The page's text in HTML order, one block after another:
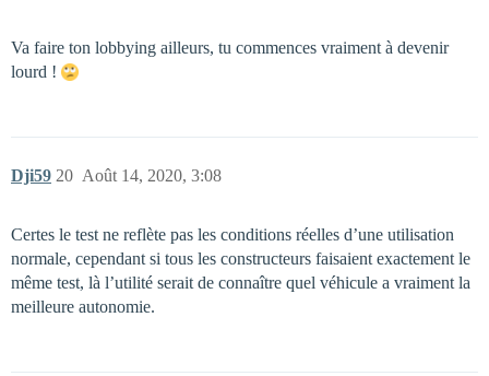
Va faire ton lobbying ailleurs, tu commences vraiment à devenir
lourd !
Dji59 Août 14, 2020, 3:08
20
Certes le test ne reflète pas les conditions réelles d’une utilisation
normale, cependant si tous les constructeurs faisaient exactement le
même test, là l’utilité serait de connaître quel véhicule a vraiment la
meilleure autonomie.